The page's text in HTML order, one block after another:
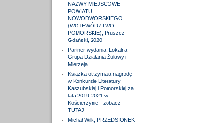
NAZWY MIEJSCOWE
POWIATU
NOWODWORSKIEGO
(WOJEWÓDZTWO
POMORSKIE), Pruszcz
Gdański, 2020
Partner wydania: Lokalna
Grupa Działania Żuławy i
Mierzeja
Książka otrzymała nagrodę
w Konkursie Literatury
Kaszubskiej i Pomorskiej za
lata 2019-2021 w
Kościerzynie - zobacz
TUTAJ
Michał Wilk, PRZEDSIONEK